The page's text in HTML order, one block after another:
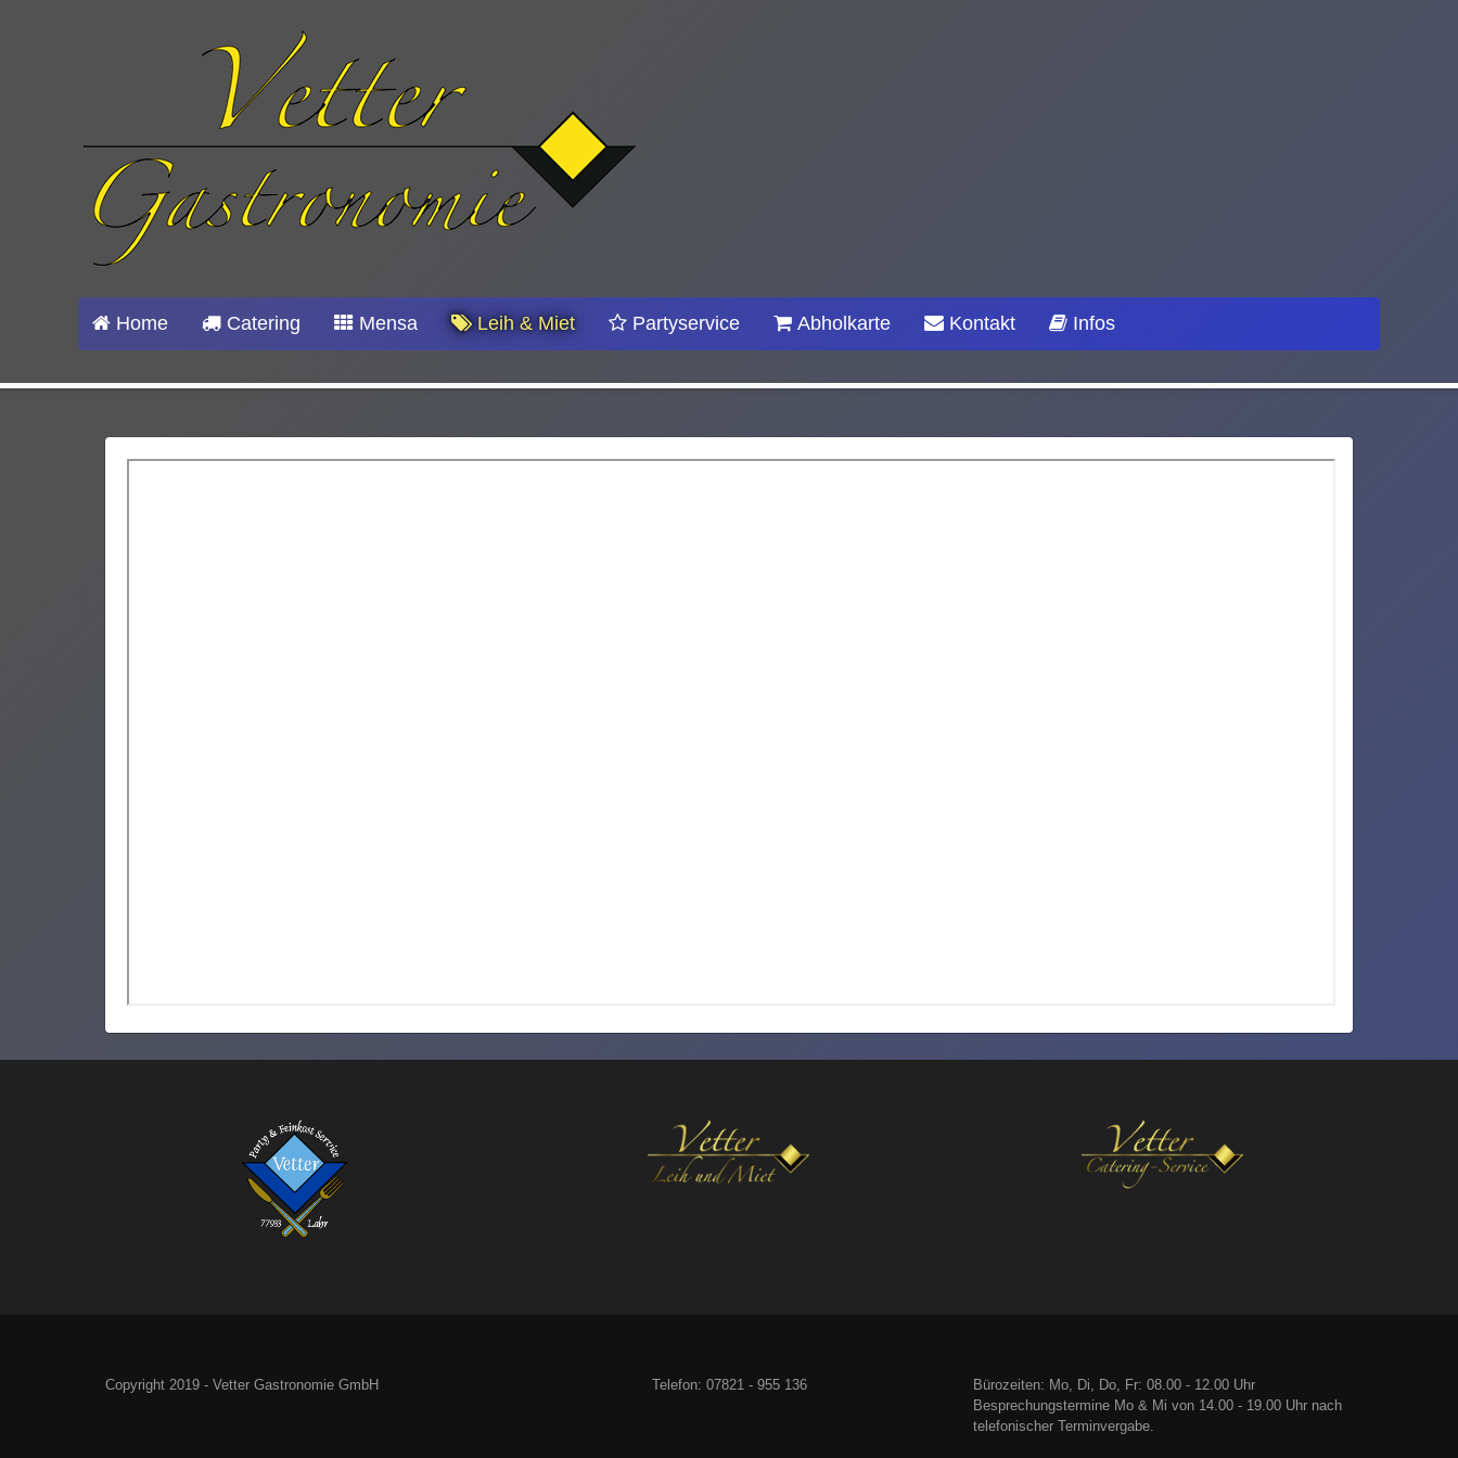
Home Catering Mensa Leih & Miet Partyservice Abholkarte Kontakt Infos
Copyright 2019 - Vetter Gastronomie GmbH Telefon: 07821 - 955 136
Bürozeiten: Mo, Di, Do, Fr: 08.00 - 12.00 Uhr
Besprechungstermine Mo & Mi von 14.00 - 19.00 Uhr nach
telefonischer Terminvergabe.